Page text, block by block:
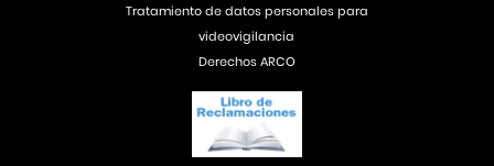
Tratamiento de datos personales para
videovigilancia
Derechos ARCO